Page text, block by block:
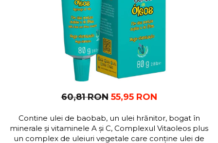
60,81 RON 55,95 RON
Contine ulei de baobab, un ulei hrănitor, bogat în
minerale și vitaminele A și C, Complexul Vitaoleos plus
un complex de uleiuri vegetale care conține ulei de